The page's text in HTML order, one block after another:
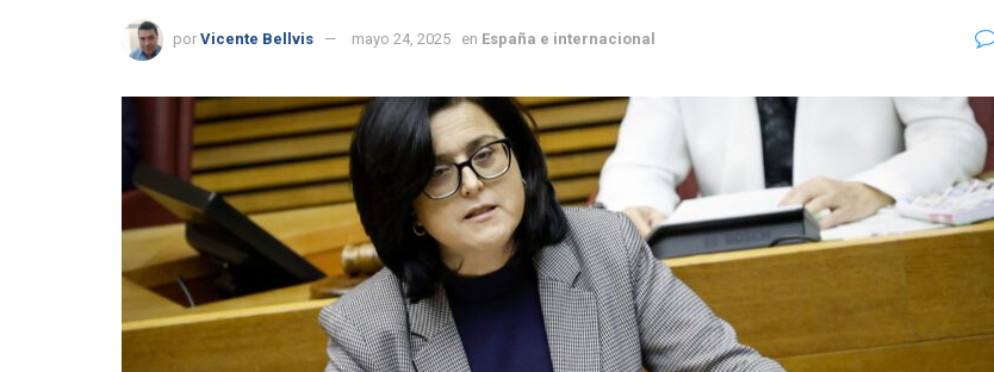
por Vicente Bellvis mayo 24, 2025 en España e internacional